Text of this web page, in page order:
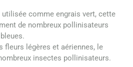
utilisée comme engrais vert, cette
de nombreux pollinisateurs
fleurs légères et aériennes, le
insectes pollinisateurs.